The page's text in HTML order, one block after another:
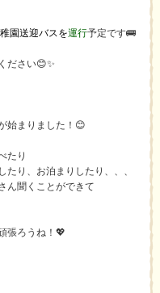
園送迎バスを運行予定です🚌
ださい😊✨
始まりました！😊
たり
り、お泊まりしたり、、、
ん聞くことができて
張ろうね！💖